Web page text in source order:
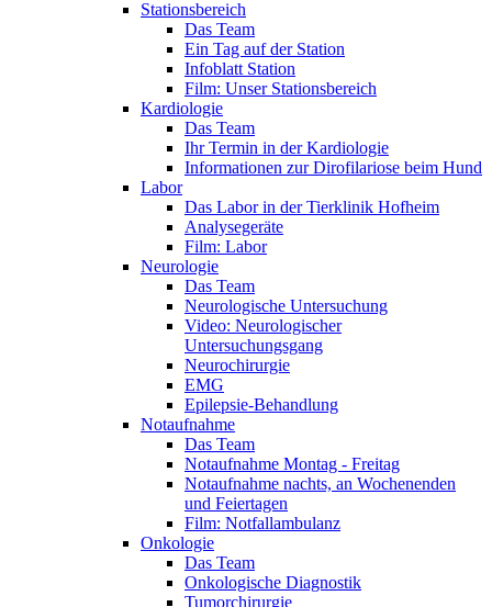
Stationsbereich
Das Team
Ein Tag auf der Station
Infoblatt Station
Film: Unser Stationsbereich
Kardiologie
Das Team
Ihr Termin in der Kardiologie
Informationen zur Dirofilariose beim Hund
Labor
Das Labor in der Tierklinik Hofheim
Analysegeräte
Film: Labor
Neurologie
Das Team
Neurologische Untersuchung
Video: Neurologischer
Untersuchungsgang
Neurochirurgie
EMG
Epilepsie-Behandlung
Notaufnahme
Das Team
Notaufnahme Montag - Freitag
Notaufnahme nachts, an Wochenenden
und Feiertagen
Film: Notfallambulanz
Onkologie
Das Team
Onkologische Diagnostik
Tumorchirurgie